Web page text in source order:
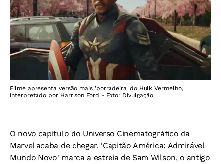
Filme apresenta versão mais 'porradeira' do Hulk Vermelho,
interpretado por Harrison Ford - Foto: Divulgação
O novo capítulo do Universo Cinematográfico da
Marvel acaba de chegar. 'Capitão América: Admirável
Mundo Novo' marca a estreia de Sam Wilson, o antigo